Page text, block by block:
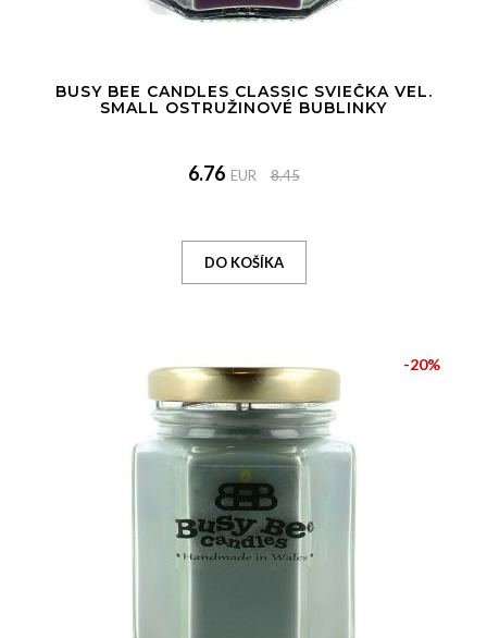
BUSY BEE CANDLES CLASSIC SVIEČKA VEL.
SMALL OSTRUŽINOVÉ BUBLINKY
6.76 EUR 8.45
-20%